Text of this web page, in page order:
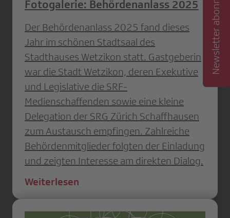
Fotogalerie: Behördenanlass 2025
Der Behördenanlass 2025 fand dieses
Jahr im schönen Stadtsaal des
Stadthauses Wetzikon statt. Gastgeberin
war die Stadt Wetzikon, deren Exekutive
und Legislative die SRF-
Medienschaffenden sowie eine kleine
Delegation der SRG Zürich Schaffhausen
zum Austausch empfingen. Zahlreiche
Behördenmitglieder folgten der Einladung
und zeigten Interesse am direkten Dialog.
Weiterlesen
Newsletter abonnieren